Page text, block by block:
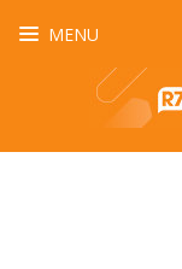
MENU